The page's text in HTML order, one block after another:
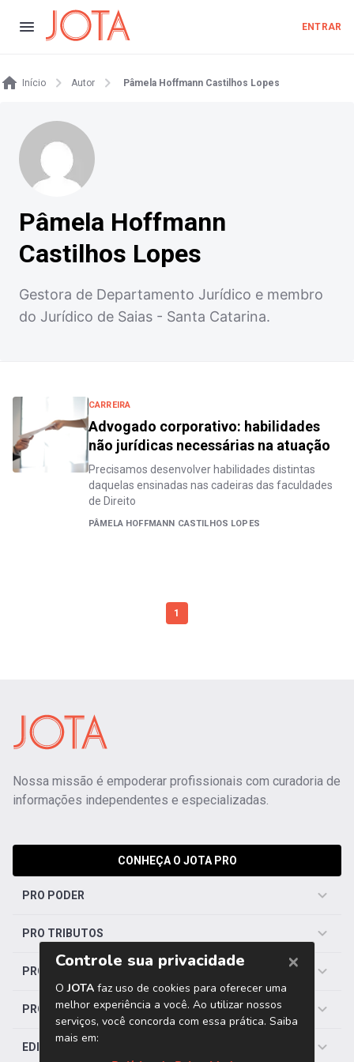
ENTRAR
Início Autor Pâmela Hoffmann Castilhos Lopes
Pâmela Hoffmann
Castilhos Lopes
Gestora de Departamento Jurídico e membro
do Jurídico de Saias - Santa Catarina.
CARREIRA
Advogado corporativo: habilidades
não jurídicas necessárias na atuação
Precisamos desenvolver habilidades distintas
daquelas ensinadas nas cadeiras das faculdades
de Direito
PÂMELA HOFFMANN CASTILHOS LOPES
1
Nossa missão é empoderar profissionais com curadoria de
informações independentes e especializadas.
CONHEÇA O JOTA PRO
PRO PODER
PRO TRIBUTOS
PRO TRABALHISTA
PRO SAÚDE
EDITORIAS